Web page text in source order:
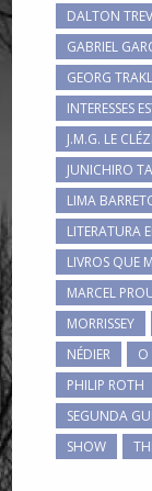
DALTON
GABRIEL
GEORG TRAKL
INTERESSES
J.M.G. LE
JUNICHIRO
LIMA
LITERATURA
LIVROS QUE
MARCEL
MORRISSEY
NÉDIER
O
PHILIP ROTH
SEGUNDA
SHOW